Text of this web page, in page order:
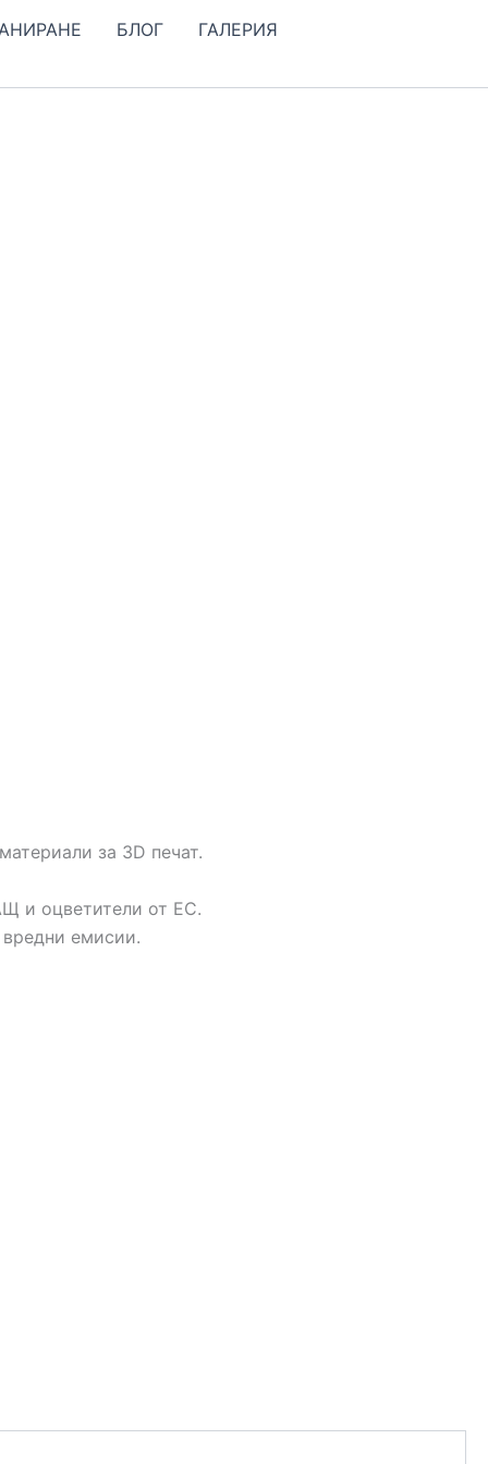
БЛОГ
ГАЛЕРИЯ
за 3D печат.
и оцветители от ЕС.
вредни емисии.